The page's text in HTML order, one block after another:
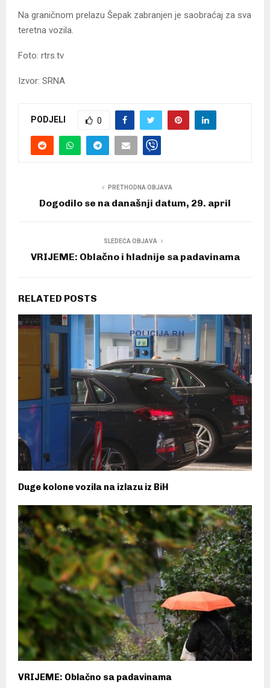
Na graničnom prelazu Šepak zabranjen je saobraćaj za sva
teretna vozila.
Foto: rtrs.tv
Izvor: SRNA
PODJELI 0
PRETHODNA OBJAVA
Dogodilo se na današnji datum, 29. april
SLEDEĆA OBJAVA
VRIJEME: Oblačno i hladnije sa padavinama
RELATED POSTS
Duge kolone vozila na izlazu iz BiH
VRIJEME: Oblačno sa padavinama